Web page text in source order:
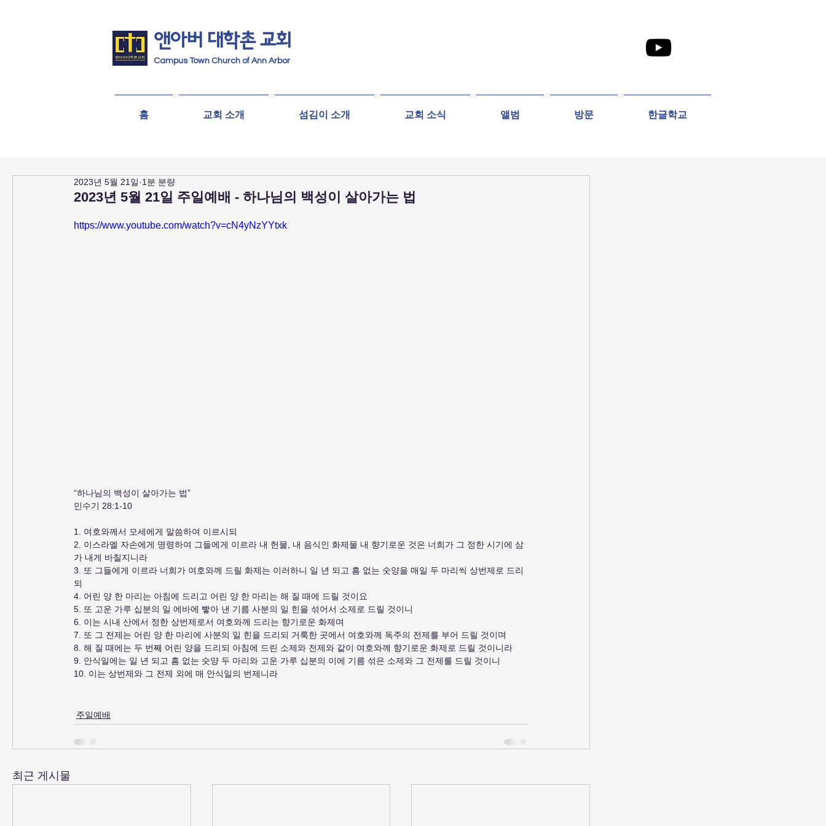
앤아버 ​ 대학촌 교회
Campus Town Church of Ann Arbor
홈 교회 소개 섬김이 소개 교회 소식 앨범 방문 한글학교
2023년 5월 21일 주일예배 - 하나님의 백성이 살아가는 법
2023년 5월 21일 1분 분량
https://www.youtube.com/watch?v=cN4yNzYYtxk
“하나님의 백성이 살아가는 법”
민수기 28:1-10
1. 여호와께서 모세에게 말씀하여 이르시되
2. 이스라엘 자손에게 명령하여 그들에게 이르라 내 헌물, 내 음식인 화제물 내 향기로운 것은 너희가 그 정한 시기에 삼
가 내게 바칠지니라
3. 또 그들에게 이르라 너희가 여호와께 드릴 화제는 이러하니 일 년 되고 흠 없는 숫양을 매일 두 마리씩 상번제로 드리
되
4. 어린 양 한 마리는 아침에 드리고 어린 양 한 마리는 해 질 때에 드릴 것이요
5. 또 고운 가루 십분의 일 에바에 빻아 낸 기름 사분의 일 힌을 섞어서 소제로 드릴 것이니
6. 이는 시내 산에서 정한 상번제로서 여호와께 드리는 향기로운 화제며
7. 또 그 전제는 어린 양 한 마리에 사분의 일 힌을 드리되 거룩한 곳에서 여호와께 독주의 전제를 부어 드릴 것이며
8. 해 질 때에는 두 번째 어린 양을 드리되 아침에 드린 소제와 전제와 같이 여호와께 향기로운 화제로 드릴 것이니라
9. 안식일에는 일 년 되고 흠 없는 숫양 두 마리와 고운 가루 십분의 이에 기름 섞은 소제와 그 전제를 드릴 것이니
10. 이는 상번제와 그 전제 외에 매 안식일의 번제니라
주일예배
최근 게시물